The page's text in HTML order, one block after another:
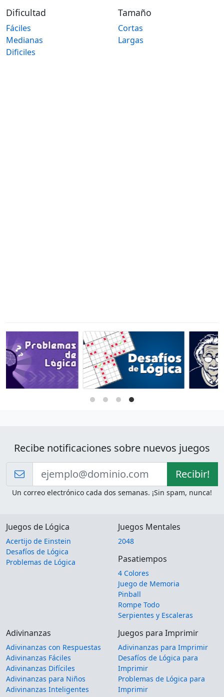
Dificultad
Fáciles
Medianas
Dificiles
Tamaño
Cortas
Largas
Recibe notificaciones sobre nuevos juegos
Recibir!
Un correo electrónico cada dos semanas. ¡Sin spam, nunca!
Juegos de Lógica
Acertijo de Einstein
Desafíos de Lógica
Problemas de Lógica
Juegos Mentales
2048
Pasatiempos
4 Colores
Juego de Memoria
Pinball
Rompe Todo
Serpientes y Escaleras
Adivinanzas
Adivinanzas con Respuestas
Adivinanzas Fáciles
Adivinanzas Difíciles
Adivinanzas para Niños
Adivinanzas Inteligentes
Juegos para Imprimir
Adivinanzas para Imprimir
Desafíos de Lógica para
Imprimir
Problemas de Lógica para
Imprimir